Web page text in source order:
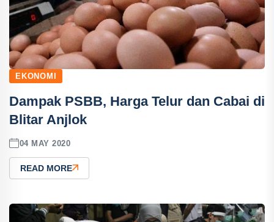
EKONOMI
Dampak PSBB, Harga Telur dan Cabai di
Blitar Anjlok
04 MAY 2020
READ MORE